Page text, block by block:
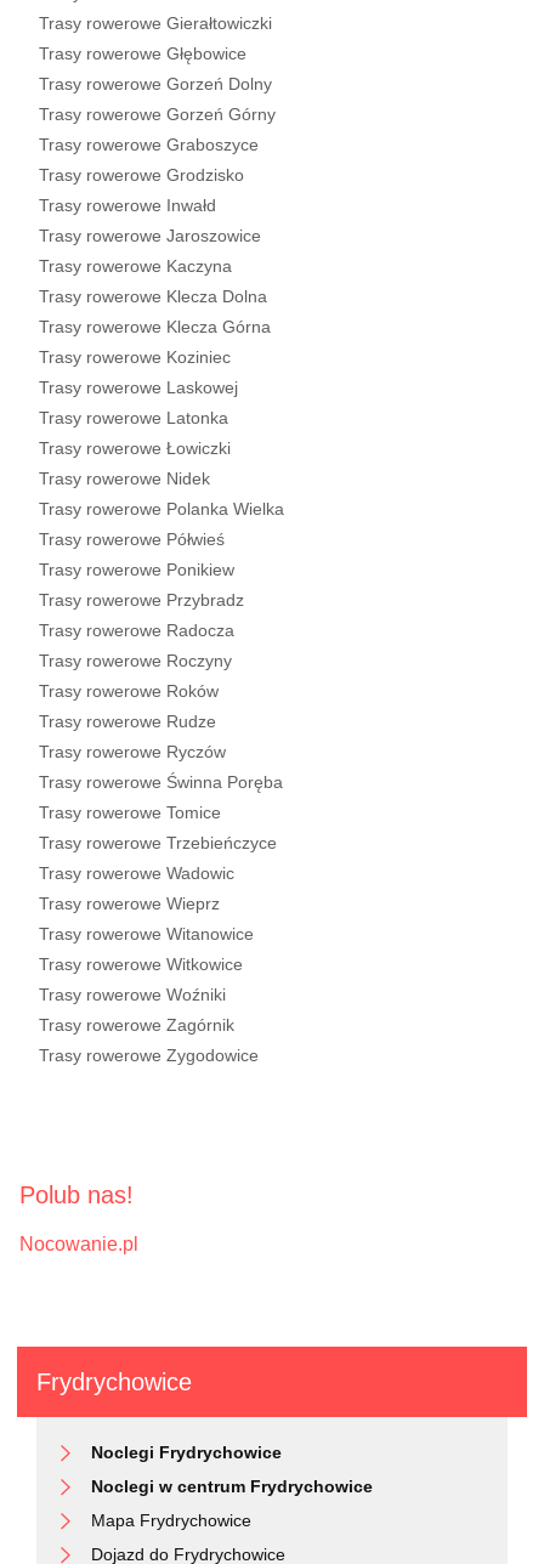
Trasy rowerowe Gierałtowiczki
Trasy rowerowe Głębowice
Trasy rowerowe Gorzeń Dolny
Trasy rowerowe Gorzeń Górny
Trasy rowerowe Graboszyce
Trasy rowerowe Grodzisko
Trasy rowerowe Inwałd
Trasy rowerowe Jaroszowice
Trasy rowerowe Kaczyna
Trasy rowerowe Klecza Dolna
Trasy rowerowe Klecza Górna
Trasy rowerowe Koziniec
Trasy rowerowe Laskowej
Trasy rowerowe Latonka
Trasy rowerowe Łowiczki
Trasy rowerowe Nidek
Trasy rowerowe Polanka Wielka
Trasy rowerowe Półwieś
Trasy rowerowe Ponikiew
Trasy rowerowe Przybradz
Trasy rowerowe Radocza
Trasy rowerowe Roczyny
Trasy rowerowe Roków
Trasy rowerowe Rudze
Trasy rowerowe Ryczów
Trasy rowerowe Świnna Poręba
Trasy rowerowe Tomice
Trasy rowerowe Trzebieńczyce
Trasy rowerowe Wadowic
Trasy rowerowe Wieprz
Trasy rowerowe Witanowice
Trasy rowerowe Witkowice
Trasy rowerowe Woźniki
Trasy rowerowe Zagórnik
Trasy rowerowe Zygodowice
Polub nas!
Nocowanie.pl
Frydrychowice
Noclegi Frydrychowice
Noclegi w centrum Frydrychowice
Mapa Frydrychowice
Dojazd do Frydrychowice